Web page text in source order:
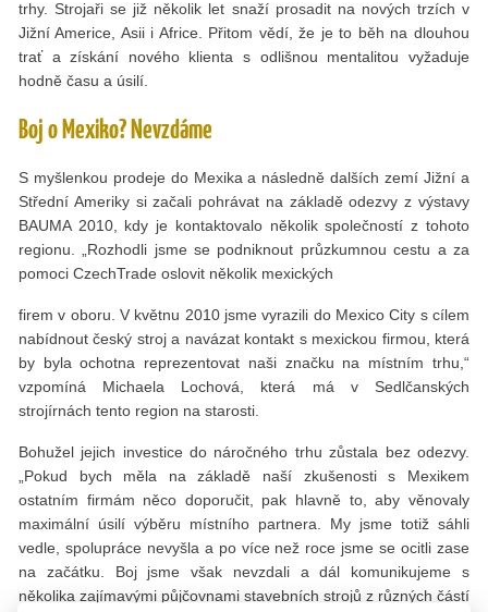
trhy. Strojaři se již několik let snaží prosadit na nových trzích v
Jižní Americe, Asii i Africe. Přitom vědí, že je to běh na dlouhou
trať a získání nového klienta s odlišnou mentalitou vyžaduje
hodně času a úsilí.
Boj o Mexiko? Nevzdáme
S myšlenkou prodeje do Mexika a následně dalších zemí Jižní a
Střední Ameriky si začali pohrávat na základě odezvy z výstavy
BAUMA 2010, kdy je kontaktovalo několik společností z tohoto
regionu. „Rozhodli jsme se podniknout průzkumnou cestu a za
pomoci CzechTrade oslovit několik mexických
firem v oboru. V květnu 2010 jsme vyrazili do Mexico City s cílem
nabídnout český stroj a navázat kontakt s mexickou firmou, která
by byla ochotna reprezentovat naši značku na místním trhu,“
vzpomíná Michaela Lochová, která má v Sedlčanských
strojírnách tento region na starosti.
Bohužel jejich investice do náročného trhu zůstala bez odezvy.
„Pokud bych měla na základě naší zkušenosti s Mexikem
ostatním firmám něco doporučit, pak hlavně to, aby věnovaly
maximální úsilí výběru místního partnera. My jsme totiž sáhli
vedle, spolupráce nevyšla a po více než roce jsme se ocitli zase
na začátku. Boj jsme však nevzdali a dál komunikujeme s
několika zajímavými půjčovnami stavebních strojů z různých částí